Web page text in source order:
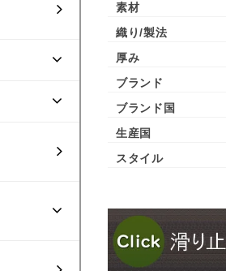
素材
織り/製法
厚み
ブランド
ブランド国
生産国
スタイル